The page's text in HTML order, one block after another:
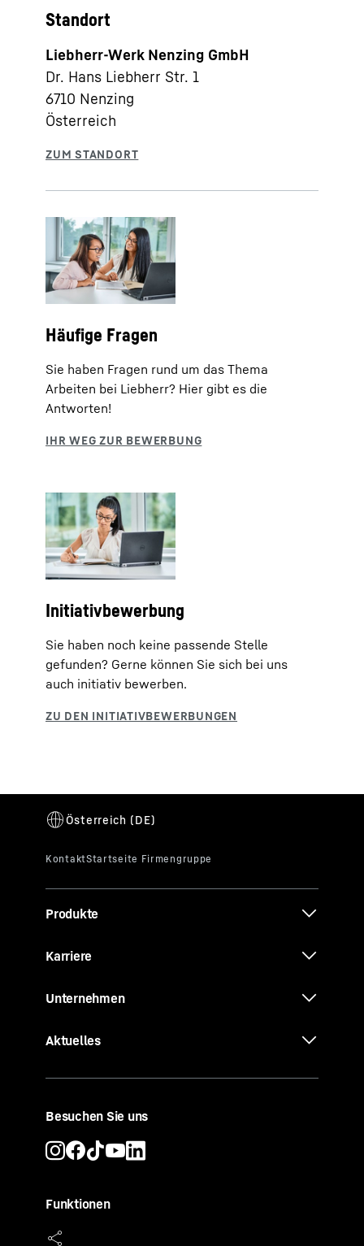
Standort
Liebherr-Werk Nenzing GmbH
Dr. Hans Liebherr Str. 1
6710 Nenzing
Österreich
Häufige Fragen
Sie haben Fragen rund um das Thema
Arbeiten bei Liebherr? Hier gibt es die
Antworten!
Initiativbewerbung
Sie haben noch keine passende Stelle
gefunden? Gerne können Sie sich bei uns
auch initiativ bewerben.
Produkte
Karriere
Unternehmen
Aktuelles
Besuchen Sie uns
Funktionen